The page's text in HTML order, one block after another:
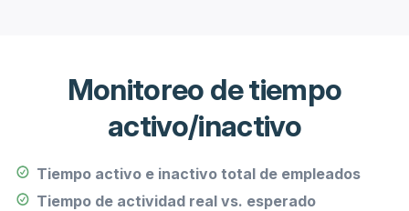
Monitoreo de tiempo
activo/inactivo
Tiempo activo e inactivo total de empleados
Tiempo de actividad real vs. esperado